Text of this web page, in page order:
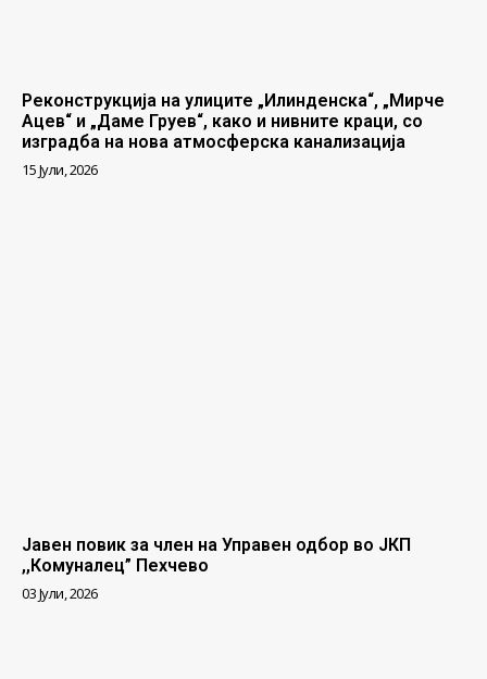
Реконструкција на улиците „Илинденска“, „Мирче
Ацев“ и „Даме Груев“, како и нивните краци, со
изградба на нова атмосферска канализација
15 Јули, 2026
Јавен повик за член на Управен одбор во ЈКП
,,Комуналец” Пехчево
03 Јули, 2026